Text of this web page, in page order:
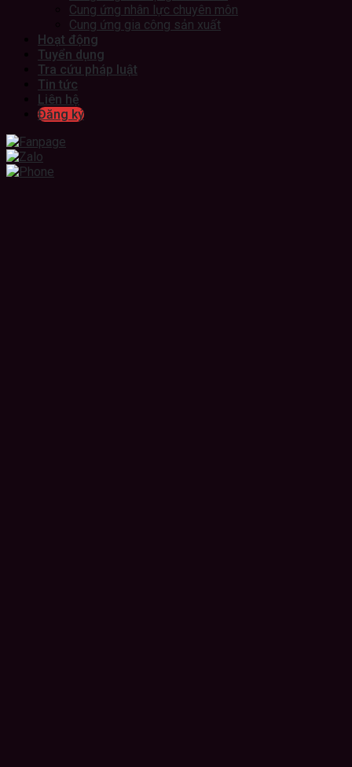
Cung ứng nhân lực chuyên môn
Cung ứng gia công sản xuất
Hoạt động
Tuyển dụng
Tra cứu pháp luật
Tin tức
Liên hệ
Đăng ký